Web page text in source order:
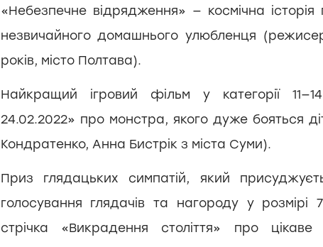
«Небезпечне відрядження» — космічна
незвичайного домашнього улюбленця
років, місто Полтава).
Найкращий ігровий фільм у категорії
24.02.2022» про монстра, якого дуже бояться
Кондратенко, Анна Бистрік з міста Суми).
Приз глядацьких симпатій, який
голосування глядачів та нагороду у
стрічка «Викрадення століття» про цікаве